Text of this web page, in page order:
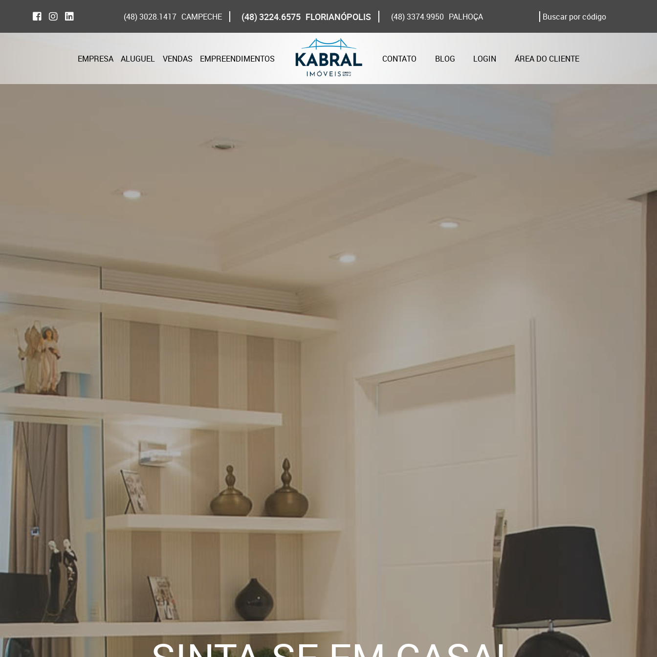
(48) 3028.1417 CAMPECHE (48) 3224.6575 FLORIANÓPOLIS (48) 3374.9950 PALHOÇA
EMPRESA ALUGUEL VENDAS EMPREENDIMENTOS CONTATO BLOG LOGIN ÁREA DO CLIENTE